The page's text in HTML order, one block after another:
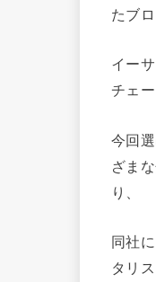
たブ
イー
チェ
今回
ざま
り、
同社
タリ